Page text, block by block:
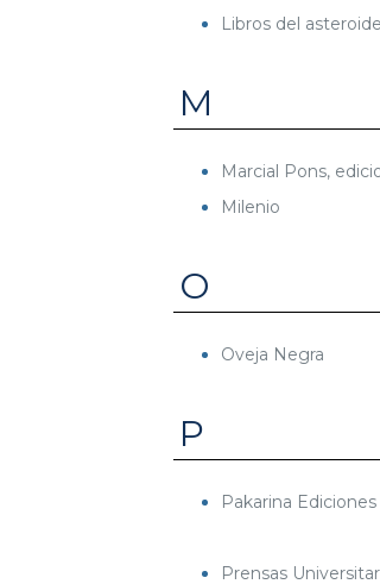
Libros del asteroide
M
Marcial Pons,
Milenio
O
Oveja Negra
P
Pakarina Ediciones
Prensas